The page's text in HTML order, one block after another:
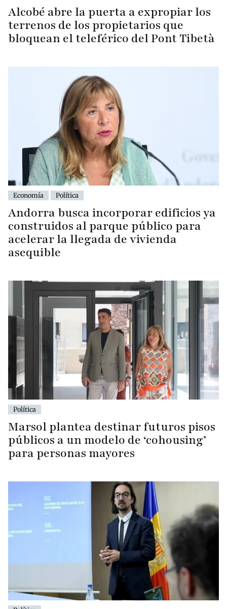
Alcobé abre la puerta a expropiar los
terrenos de los propietarios que
bloquean el teleférico del Pont Tibetà
Economía Política
Andorra busca incorporar edificios ya
construidos al parque público para
acelerar la llegada de vivienda
asequible
Política
Marsol plantea destinar futuros pisos
públicos a un modelo de ‘cohousing’
para personas mayores